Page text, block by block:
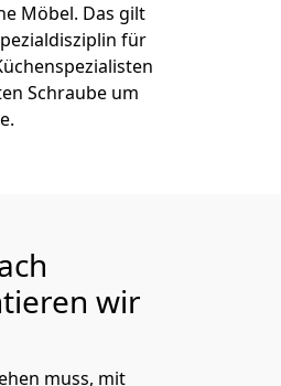
Möbel. Das gilt
für
Schraube um
wir
muss, mit